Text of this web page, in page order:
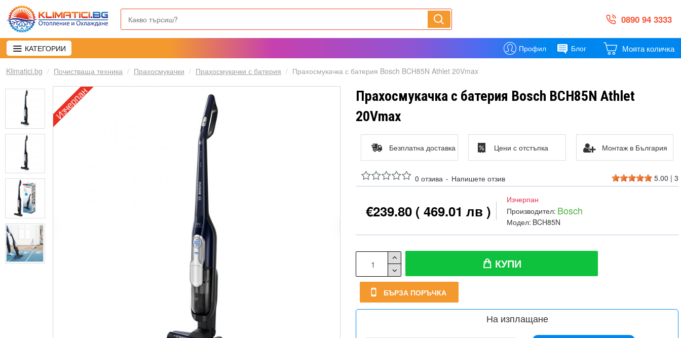
0890 94 3333
КАТЕГОРИИ Профил Блог Моята количка
Klimatici.bg Почистваща техника Прахосмукачки Прахосмукачки с батерия Прахосмукачка с батерия Bosch BCH85N Athlet 20Vmax
Изчерпан
Прахосмукачка с батерия Bosch BCH85N Athlet
20Vmax
0 отзива - Напишете отзив 5.00 | 3
€239.80 ( 469.01 лв )
Изчерпан
Производител: Bosch
Модел: BCH85N
КУПИ
БЪРЗА ПОРЪЧКА
На изплащане
Безплатна доставка Цени с отстъпка Монтаж в България